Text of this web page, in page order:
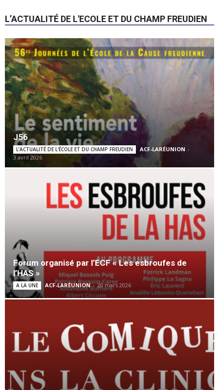
L’ACTUALITÉ DE L'ECOLE ET DU CHAMP FREUDIEN
J56
L’ACTUALITÉ DE L'ÉCOLE ET DU CHAMP FREUDIEN ACF-LARÉUNION -
3 avril 2026
Forum organisé par l’ECF « Les esbroufes de
l’HAS »
A LA UNE ACF-LARÉUNION - 20 mars 2026